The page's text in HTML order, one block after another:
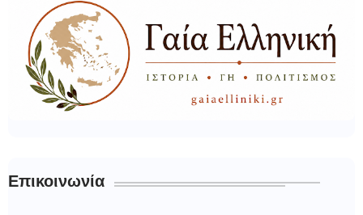
Επικοινωνία